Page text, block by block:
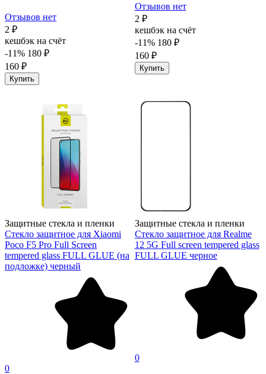
Отзывов нет
2 ₽
кешбэк на счёт
-11% 180 ₽
160 ₽
Купить
Отзывов нет
2 ₽
кешбэк на счёт
-11% 180 ₽
160 ₽
Купить
Защитные стекла и пленки
Стекло защитное для Xiaomi
Poco F5 Pro Full Screen
tempered glass FULL GLUE (на
подложке) черный
0
Защитные стекла и пленки
Стекло защитное для Realme
12 5G Full screen tempered glass
FULL GLUE черное
0